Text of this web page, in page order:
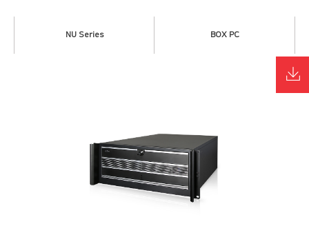
NU Series BOX PC